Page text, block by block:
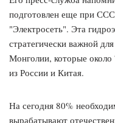
подготовлен еще при
"Электросеть". Эта
стратегически важной
Монголии, которые
из России и Китая.
На сегодня 80%
вырабатывают